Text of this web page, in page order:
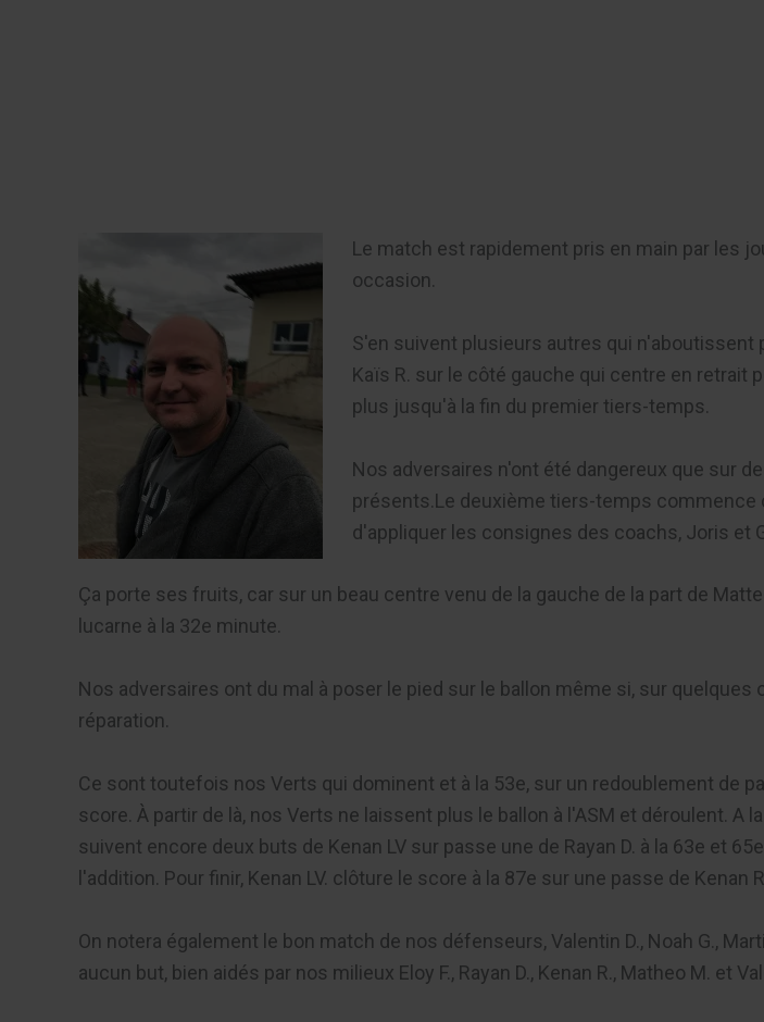
Le match est rapidement pris en main par les
occasion.
S'en suivent plusieurs autres qui n'aboutissent
Kaïs R. sur le côté gauche qui centre en retrait
plus jusqu'à la fin du premier tiers-temps.
Nos adversaires n'ont été dangereux que sur
présents.Le deuxième tiers-temps commence
d'appliquer les consignes des coachs, Joris et
Ça porte ses fruits, car sur un beau centre venu de la gauche de la part de
lucarne à la 32e minute.
Nos adversaires ont du mal à poser le pied sur le ballon même si, sur
réparation.
Ce sont toutefois nos Verts qui dominent et à la 53e, sur un redoublement de
score. À partir de là, nos Verts ne laissent plus le ballon à l'ASM et déroulent. A
suivent encore deux buts de Kenan LV sur passe une de Rayan D. à la 63e et
l'addition. Pour finir, Kenan LV. clôture le score à la 87e sur une passe de Kenan
On notera également le bon match de nos défenseurs, Valentin D., Noah G.,
aucun but, bien aidés par nos milieux Eloy F., Rayan D., Kenan R., Matheo M. et